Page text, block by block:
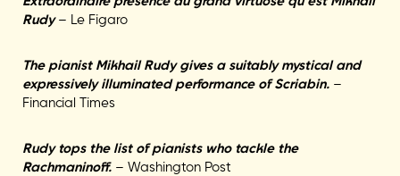
Rudy– Le Figaro
The pianist Mikhail Rudy gives a suitably mystical and
expressively illuminated performance of Scriabin. –
Financial Times
Rudy tops the list of pianists who tackle the
Rachmaninoff. – Washington Post